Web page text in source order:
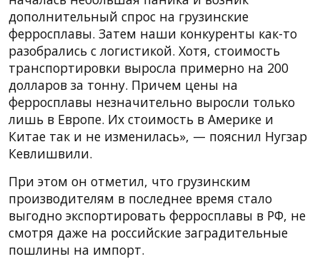
дополнительный спрос на грузинские
ферросплавы. Затем наши конкуренты как-то
разобрались с логистикой. Хотя, стоимость
транспортировки выросла примерно на 200
долларов за тонну. Причем цены на
ферросплавы незначительно выросли только
лишь в Европе. Их стоимость в Америке и
Китае так и не изменилась», — пояснил Нугзар
Кевлишвили.
При этом он отметил, что грузинским
производителям в последнее время стало
выгодно экспортировать ферросплавы в РФ, не
смотря даже на российские заградительные
пошлины на импорт.